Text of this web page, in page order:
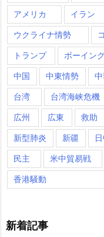
アメリカ
イラン
ウクライナ情勢
トランプ ボーイン
中国 中東情勢
台湾 台湾海峡危機
広州 広東 救助
新型肺炎 新疆
民主 米中貿易戦
香港騒動
新着記事